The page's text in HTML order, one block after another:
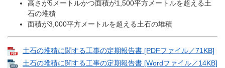
高さが5メートルかつ面積が1,500平方メートルを超える土
石の堆積
面積が3,000平方メートルを超える土石の堆積
土石の堆積に関する工事の定期報告書 [PDFファイル／71KB]
土石の堆積に関する工事の定期報告書 [Wordファイル／14KB]